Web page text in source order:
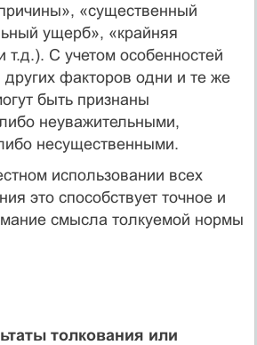
«существенный
ущерб», «крайняя
т.д.). С учетом особенностей
факторов одни и те же
быть признаны
неуважительными,
несущественными.
использовании всех
это способствует точное и
смысла толкуемой нормы
толкования или